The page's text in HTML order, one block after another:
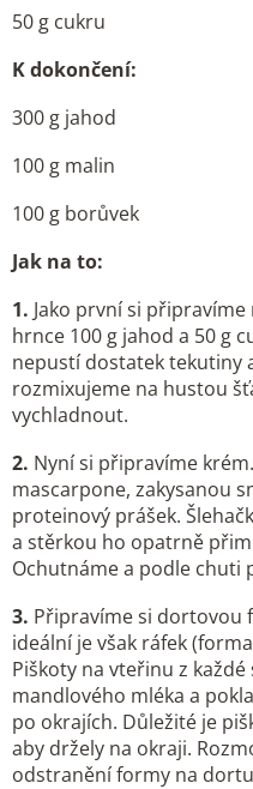
50 g cukru
K dokončení:
300 g jahod
100 g malin
100 g borůvek
Jak na to:
1. Jako první si
hrnce 100 g jahod a 50 g
nepustí dostatek tekutiny
rozmixujeme na hustou
vychladnout.
2. Nyní si připravíme
mascarpone, zakysanou
proteinový prášek.
a stěrkou ho opatrně
Ochutnáme a podle chuti
3. Připravíme si dortovou
ideální je však ráfek
Piškoty na vteřinu z
mandlového mléka a
po okrajích. Důležité je
aby držely na okraji.
odstranění formy na